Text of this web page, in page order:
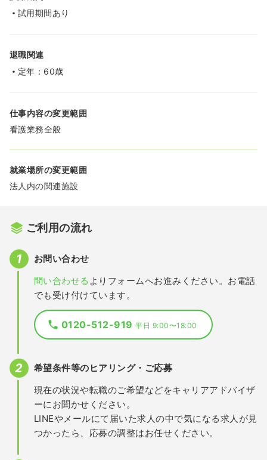
試用期間あり
退職関連
定年：60歳
仕事内容の変更範囲
看護業務全般
就業場所の変更範囲
法人内の関連施設
ご利用の流れ
お問い合わせ
問い合わせる よりフォームへお進みください。お電話
でも受け付けています。
0120-512-919平日 9:00〜18:00
希望条件等のヒアリング・ご応募
現在の状況や転職のご希望などをキャリアアドバイザ
ーにお聞かせください。
LINEやメールにて届いた求人の中で気になる求人が見
つかったら、応募の調整はお任せください。